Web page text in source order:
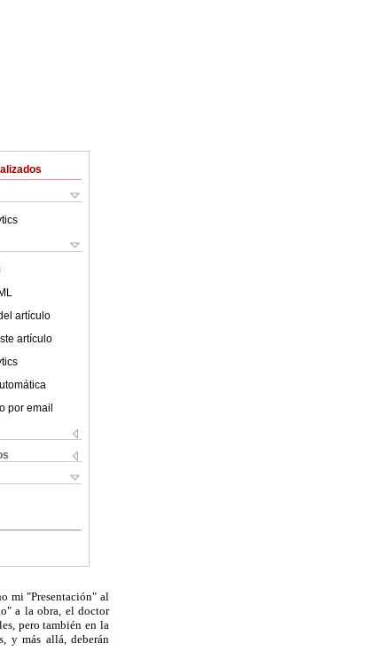
artículo
artículo
por email
mi "Presentación" al
a la obra, el doctor
pero también en la
y más allá, deberán